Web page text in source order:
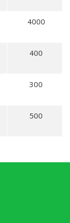
4000
400
300
500